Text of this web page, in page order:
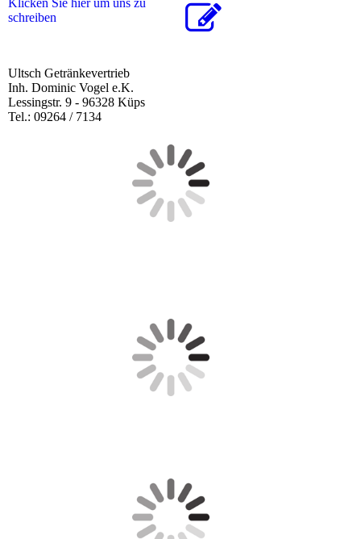
Klicken Sie hier um uns zu
schreiben
Ultsch Getränkevertrieb
Inh. Dominic Vogel e.K.
Lessingstr. 9 - 96328 Küps
Tel.: 09264 / 7134